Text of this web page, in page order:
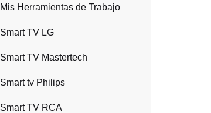
Mis Herramientas de Trabajo
Smart TV LG
Smart TV Mastertech
Smart tv Philips
Smart TV RCA